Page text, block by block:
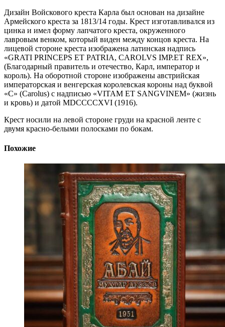
Дизайн Войскового креста Карла был основан на дизайне
Армейского креста за 1813/14 годы. Крест изготавливался из
цинка и имел форму лапчатого креста, окруженного
лавровым венком, который виден между концов креста. На
лицевой стороне креста изображена латинская надпись
«GRATI PRINCEPS ET PATRIA, CAROLVS IMP.ET REX»,
(Благодарный правитель и отечество, Карл, император и
король). На оборотной стороне изображены австрийская
императорская и венгерская королевская короны над буквой
«C» (Carolus) с надписью «VITAM ET SANGVINEM» (жизнь
и кровь) и датой MDCCCCXVI (1916).
Крест носили на левой стороне груди на красной ленте с
двумя красно-белыми полосками по бокам.
Похожие